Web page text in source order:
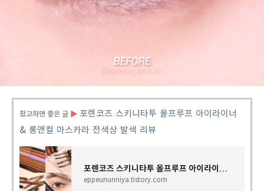
참고하면 좋은 글 ▶ 포렌코즈 스키니타투 올프루프 아이라이너
& 롱앤컬 마스카라 전색상 발색 리뷰
포렌코즈 스키니타투 올프루프 아이라이너 & 롱앤컬 마스카라 전색상 발색 리뷰
eppeununniya.tistory.com